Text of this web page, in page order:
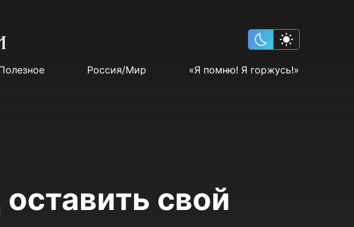
Россия/Мир «Я помню! Я горжусь!»
свой